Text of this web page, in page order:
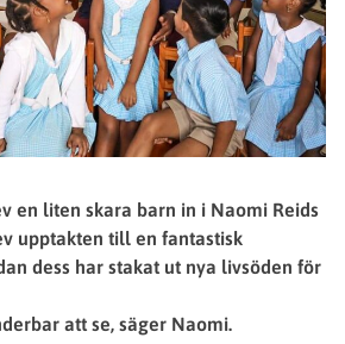
en liten skara barn in i Naomi Reids
upptakten till en fantastisk
dess har stakat ut nya livsöden för
att se, säger Naomi.